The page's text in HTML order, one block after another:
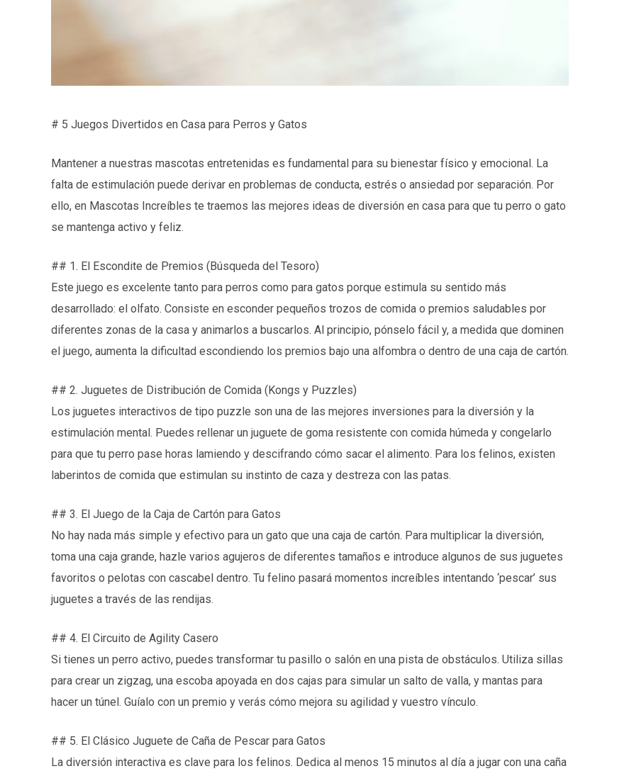
# 5 Juegos Divertidos en Casa para Perros y Gatos
Mantener a nuestras mascotas entretenidas es fundamental para su bienestar físico y emocional. La
falta de estimulación puede derivar en problemas de conducta, estrés o ansiedad por separación. Por
ello, en Mascotas Increíbles te traemos las mejores ideas de diversión en casa para que tu perro o gato
se mantenga activo y feliz.
## 1. El Escondite de Premios (Búsqueda del Tesoro)
Este juego es excelente tanto para perros como para gatos porque estimula su sentido más
desarrollado: el olfato. Consiste en esconder pequeños trozos de comida o premios saludables por
diferentes zonas de la casa y animarlos a buscarlos. Al principio, pónselo fácil y, a medida que dominen
el juego, aumenta la dificultad escondiendo los premios bajo una alfombra o dentro de una caja de cartón.
## 2. Juguetes de Distribución de Comida (Kongs y Puzzles)
Los juguetes interactivos de tipo puzzle son una de las mejores inversiones para la diversión y la
estimulación mental. Puedes rellenar un juguete de goma resistente con comida húmeda y congelarlo
para que tu perro pase horas lamiendo y descifrando cómo sacar el alimento. Para los felinos, existen
laberintos de comida que estimulan su instinto de caza y destreza con las patas.
## 3. El Juego de la Caja de Cartón para Gatos
No hay nada más simple y efectivo para un gato que una caja de cartón. Para multiplicar la diversión,
toma una caja grande, hazle varios agujeros de diferentes tamaños e introduce algunos de sus juguetes
favoritos o pelotas con cascabel dentro. Tu felino pasará momentos increíbles intentando ‘pescar’ sus
juguetes a través de las rendijas.
## 4. El Circuito de Agility Casero
Si tienes un perro activo, puedes transformar tu pasillo o salón en una pista de obstáculos. Utiliza sillas
para crear un zigzag, una escoba apoyada en dos cajas para simular un salto de valla, y mantas para
hacer un túnel. Guíalo con un premio y verás cómo mejora su agilidad y vuestro vínculo.
## 5. El Clásico Juguete de Caña de Pescar para Gatos
La diversión interactiva es clave para los felinos. Dedica al menos 15 minutos al día a jugar con una caña